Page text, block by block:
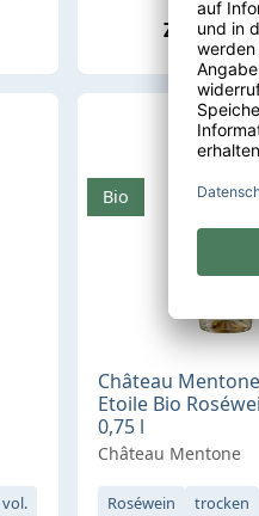
Zum
vol.
Château
Etoile Bio
0,75 l
Château Mentone
Roséwein trocken
Bio